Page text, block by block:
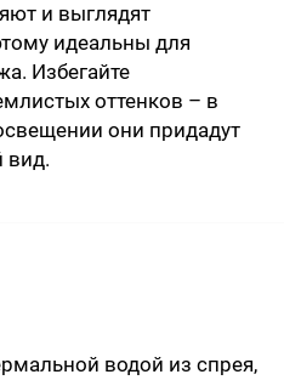
и выглядят
идеальны для
Избегайте
оттенков – в
они придадут
вид.
водой из спрея,